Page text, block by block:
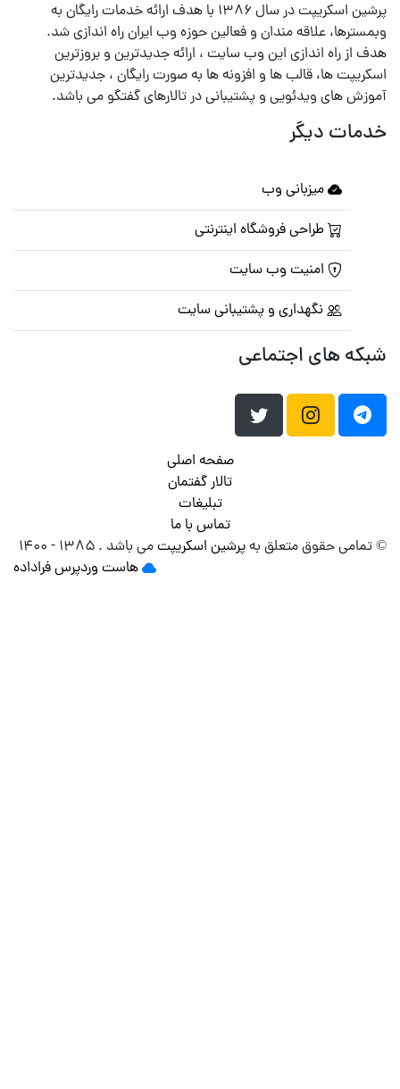
پرشین اسکریپت در سال ۱۳۸۶ با هدف ارائه خدمات رایگان به
علاقه مندان و فعالین حوزه وب ایران راه اندازی شد.
از راه اندازی این وب سایت ، ارائه جدیدترین و بروزترین
ها، قالب ها و افزونه ها به صورت رایگان ، جدیدترین
های ویدئویی و پشتیبانی در تالارهای گفتگو می باشد.
دیگر
میزبانی وب
طراحی فروشگاه اینترنتی
امنیت وب سایت
نگهداری و پشتیبانی سایت
های اجتماعی
صفحه اصلی
تالار گفتمان
تبلیغات
تماس با ما
حقوق متعلق بهپرشین اسکریپتمی باشد . ۱۳۸۵ - ۱۴۰۰
هاست وردپرسفراداده